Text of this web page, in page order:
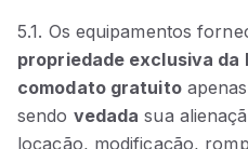
5.1. Os equipamentos
propriedade exclusiva da
comodato gratuito
sendo vedada sua
locação, modificação,